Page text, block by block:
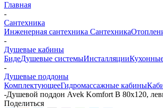
Главная
-
Сантехника
Инженерная сантехника Сантехника
-
Душевые кабины
БидеДушевые системыИнсталляции
-
Душевые поддоны
КомплектующееГидромассажные кабины
-Душевой поддон Avek Komfort B 80х120,
Поделиться